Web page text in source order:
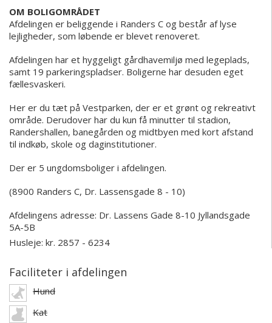
OM BOLIGOMRÅDET
Afdelingen er beliggende i Randers C og består af lyse
lejligheder, som løbende er blevet renoveret.
Afdelingen har et hyggeligt gårdhavemiljø med legeplads,
samt 19 parkeringspladser. Boligerne har desuden eget
fællesvaskeri.
Her er du tæt på Vestparken, der er et grønt og rekreativt
område. Derudover har du kun få minutter til stadion,
Randershallen, banegården og midtbyen med kort afstand
til indkøb, skole og daginstitutioner.
Der er 5 ungdomsboliger i afdelingen.
(8900 Randers C, Dr. Lassensgade 8 - 10)
Afdelingens adresse: Dr. Lassens Gade 8-10 Jyllandsgade
5A-5B
Husleje: kr. 2857 - 6234
Faciliteter i afdelingen
Hund
Kat